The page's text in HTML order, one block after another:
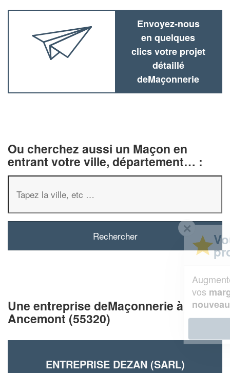
Envoyez-nous
en quelques
clics votre projet
détaillé
deMaçonnerie
Ou cherchez aussi un Maçon en
entrant votre ville, département… :
Une entreprise deMaçonnerie à
Ancemont (55320)
ENTREPRISE DEZAN (SARL)
Vous êtes un
professionnel ?
chiffre d'affaireset
tout en gagnant de
nouveaux clients!